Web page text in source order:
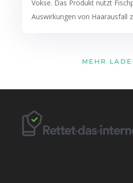
Vokse. Das Produkt nutzt
Auswirkungen von Haarausfall
MEHR